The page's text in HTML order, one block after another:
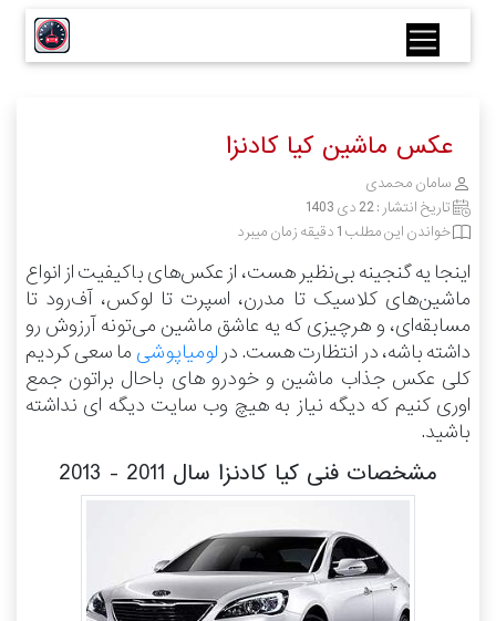
عکس ماشین کیا کادنزا
سامان محمدی
تاریخ انتشار :22 دی 1403
خواندن این مطلب 1 دقیقه زمان میبرد
اینجا یه گنجینه بی‌نظیر هست، از عکس‌های باکیفیت از انواع
ماشین‌های کلاسیک تا مدرن، اسپرت تا لوکس، آف‌رود تا
مسابقه‌ای، و هرچیزی که یه عاشق ماشین می‌تونه آرزوش رو
داشته باشه، در انتظارت هست.در لومیاپوشی ما سعی کردیم
کلی عکس جذاب ماشین و خودرو های باحال براتون جمع
اوری کنیم که دیگه نیاز به هیچ وب سایت دیگه ای نداشته
باشید.
مشخصات فنی کیا کادنزا سال 2011 - 2013